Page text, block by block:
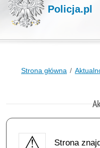
Policja.pl
Strona główna
Strona